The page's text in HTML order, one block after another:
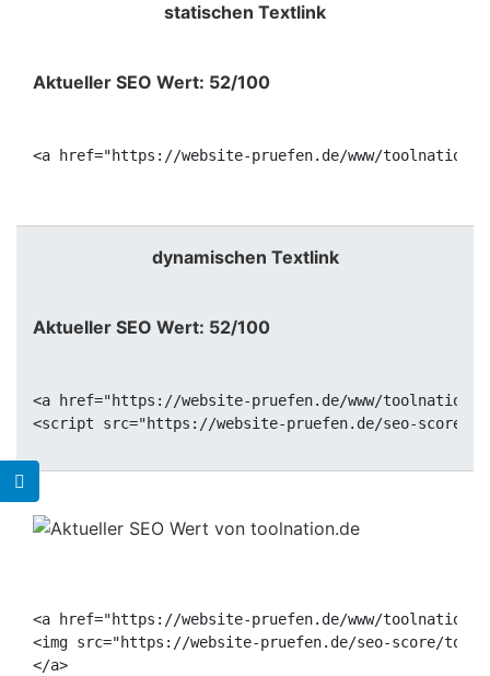
statischen Textlink
Aktueller SEO Wert: 52/100
<a href="https://website-pruefen.de/www/
dynamischen Textlink
Aktueller SEO Wert: 52/100
<a href="https://website-pruefen.de/www/
<a href="https://website-pruefen.de/www/
<img src="https://website-pruefen.de/seo-score/